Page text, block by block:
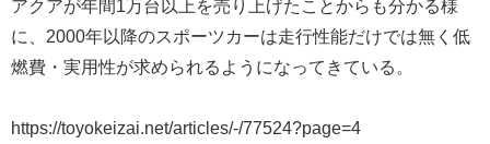
アクアが年間1万台以上を売り上げたことからも分かる様
に、2000年以降のスポーツカーは走行性能だけでは無く低
燃費・実用性が求められるようになってきている。
https://toyokeizai.net/articles/-/77524?page=4